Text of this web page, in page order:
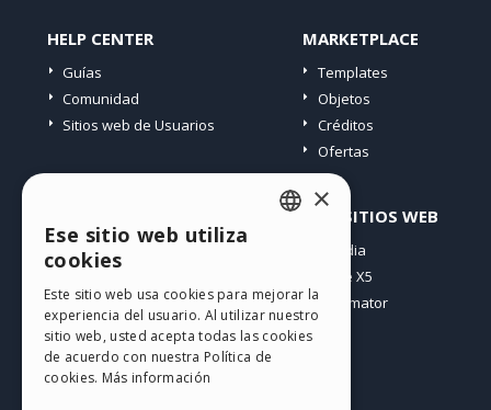
HELP CENTER
Guías
Comunidad
Sitios web de Usuarios
MARKETPLACE
Templates
Objetos
Créditos
Ofertas
Mis post
Mis download
Espacio Web
Mis Créditos
OTROS SITIOS WEB
Incomedia
WebSite X5
WebAnimator
GERMAN
SPANISH
×
Ese sitio web utiliza
cookies
Este sitio web usa cookies para mejorar la
experiencia del usuario. Al utilizar nuestro
sitio web, usted acepta todas las cookies
de acuerdo con nuestra Política de
cookies. Más información